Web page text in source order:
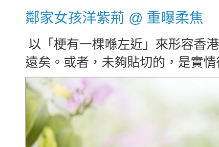
鄰家女孩洋紫荊 @ 重曝柔焦
以「梗有一棵喺左近」來形容香
遠矣。或者，未夠貼切的，是實